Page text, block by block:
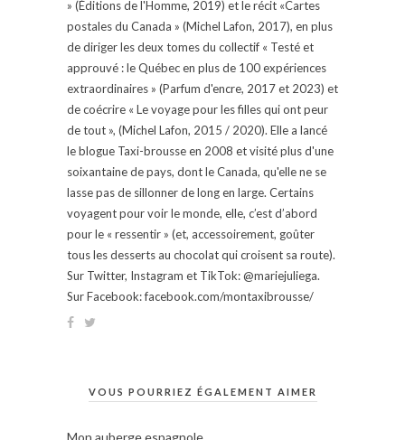
» (Éditions de l'Homme, 2019) et le récit «Cartes
postales du Canada » (Michel Lafon, 2017), en plus
de diriger les deux tomes du collectif « Testé et
approuvé : le Québec en plus de 100 expériences
extraordinaires » (Parfum d'encre, 2017 et 2023) et
de coécrire « Le voyage pour les filles qui ont peur
de tout », (Michel Lafon, 2015 / 2020). Elle a lancé
le blogue Taxi-brousse en 2008 et visité plus d'une
soixantaine de pays, dont le Canada, qu'elle ne se
lasse pas de sillonner de long en large. Certains
voyagent pour voir le monde, elle, c’est d’abord
pour le « ressentir » (et, accessoirement, goûter
tous les desserts au chocolat qui croisent sa route).
Sur Twitter, Instagram et TikTok: @mariejuliega.
Sur Facebook: facebook.com/montaxibrousse/
VOUS POURRIEZ ÉGALEMENT AIMER
Mon auberge espagnole